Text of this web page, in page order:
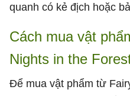
quanh có kẻ địch hoặc
Cách mua vật
Nights in the
Để mua vật phẩm từ